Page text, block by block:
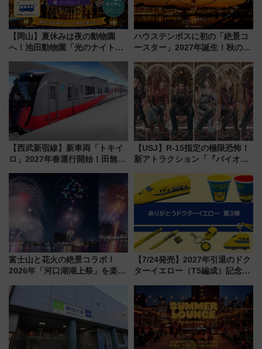
【岡山】夏休みは夜の動物園
へ！池田動物園「光のナイトズ
ハウステンボスに初の「絶景コ
ースター」2027年誕生！秋の
ろも一挙紹介
【西武新宿線】新車両「トキイ
ロ」2027年春運行開始！田無・
「第2弾」も
【USJ】R-15指定の極限恐怖！
新アトラクション「『バイオハ
ブ」今秋登場 ―予測不能の恐
怖に泣き叫べ―
富士山と花火の絶景コラボ！
2026年「河口湖湖上祭」を楽し
ススメ
【7/24発売】2027年引退のドク
ターイエロー（T5編成）記念グ
送の目覚まし時計など通販・販
売店舗まとめ